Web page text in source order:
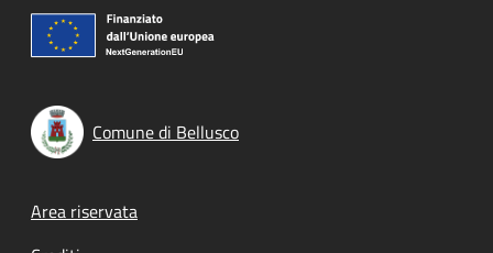
Comune di Bellusco
Footer menu
Area riservata